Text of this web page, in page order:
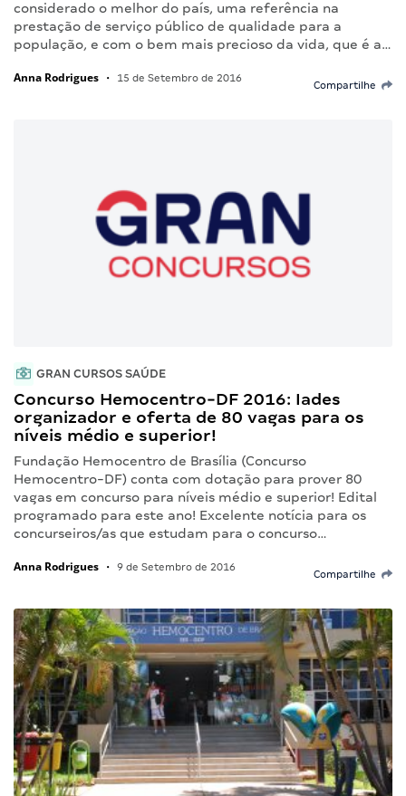
considerado o melhor do país, uma referência na
prestação de serviço público de qualidade para a
população, e com o bem mais precioso da vida, que é a…
Anna Rodrigues • 15 de Setembro de 2016
Compartilhe
GRAN CURSOS SAÚDE
Concurso Hemocentro-DF 2016: Iades
organizador e oferta de 80 vagas para os
níveis médio e superior!
Fundação Hemocentro de Brasília (Concurso
Hemocentro-DF) conta com dotação para prover 80
vagas em concurso para níveis médio e superior! Edital
programado para este ano! Excelente notícia para os
concurseiros/as que estudam para o concurso…
Anna Rodrigues • 9 de Setembro de 2016
Compartilhe